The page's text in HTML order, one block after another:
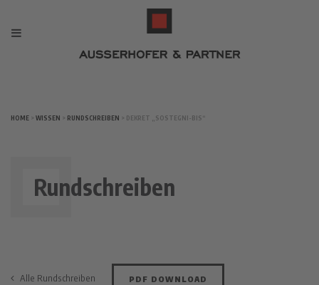
HOME > WISSEN > RUNDSCHREIBEN > DEKRET „SOSTEGNI-BIS“
Rundschreiben
Alle Rundschreiben PDF DOWNLOAD